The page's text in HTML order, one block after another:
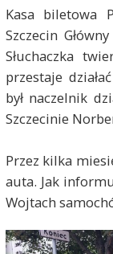
Kasa biletowa
Szczecin
Słuchaczka
przestaje
był naczelnik
Szczecinie
Przez kilka
auta. Jak
Wojtach